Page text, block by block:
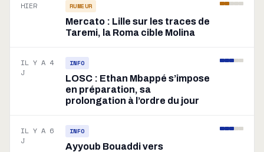
HIER RUMEUR
Mercato : Lille sur les traces de
Taremi, la Roma cible Molina
IL Y A 4
J
INFO
LOSC : Ethan Mbappé s’impose
en préparation, sa
prolongation à l’ordre du jour
IL Y A 6
J
INFO
Ayyoub Bouaddi vers